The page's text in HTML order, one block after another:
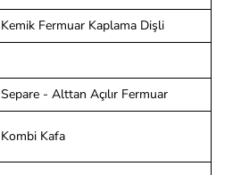
Kemik Fermuar Kaplama Dişli
Separe - Alttan Açılır Fermuar
Kombi Kafa